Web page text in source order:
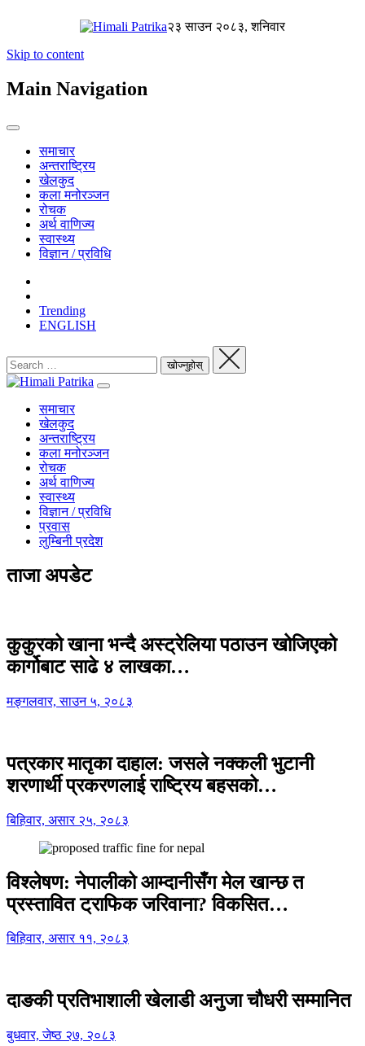
२३ साउन २०८३, शनिवार
Skip to content
Main Navigation
समाचार
अन्तराष्ट्रिय
खेलकुद
कला मनोरञ्जन
रोचक
अर्थ वाणिज्य
स्वास्थ्य
विज्ञान / प्रविधि
Trending
ENGLISH
समाचार
खेलकुद
अन्तराष्ट्रिय
कला मनोरञ्जन
रोचक
अर्थ वाणिज्य
स्वास्थ्य
विज्ञान / प्रविधि
प्रवास
लुम्बिनी प्रदेश
ताजा अपडेट
कुकुरको खाना भन्दै अस्ट्रेलिया पठाउन खोजिएको
कार्गोबाट साढे ४ लाखका…
मङ्गलवार, साउन ५, २०८३
पत्रकार मातृका दाहाल: जसले नक्कली भुटानी
शरणार्थी प्रकरणलाई राष्ट्रिय बहसको…
बिहिवार, असार २५, २०८३
विश्लेषण: नेपालीको आम्दानीसँग मेल खान्छ त
प्रस्तावित ट्राफिक जरिवाना? विकसित…
बिहिवार, असार ११, २०८३
दाङकी प्रतिभाशाली खेलाडी अनुजा चौधरी सम्मानित
बुधवार, जेष्ठ २७, २०८३